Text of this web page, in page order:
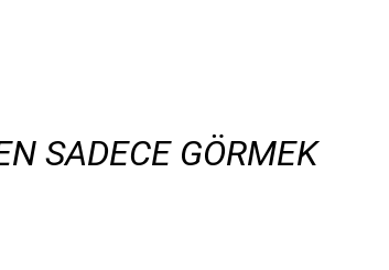
SADECE GÖRMEK